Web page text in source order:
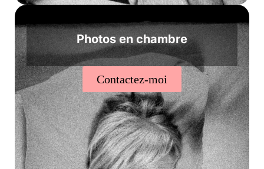
Photos en chambre
Contactez-moi